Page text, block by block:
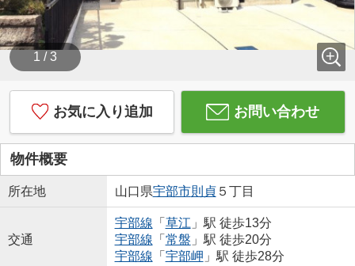
1 / 3
お気に入り追加 お問い合わせ
物件概要
所在地 山口県宇部市則貞５丁目
交通
宇部線 「 草江 」駅 徒歩13分
宇部線 「 常盤 」駅 徒歩20分
宇部線 「 宇部岬 」駅 徒歩28分